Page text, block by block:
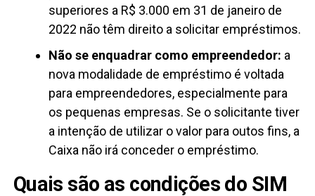
superiores a R$ 3.000 em 31 de janeiro de
2022 não têm direito a solicitar empréstimos.
Não se enquadrar como empreendedor: a
nova modalidade de empréstimo é voltada
para empreendedores, especialmente para
os pequenas empresas. Se o solicitante tiver
a intenção de utilizar o valor para outos fins, a
Caixa não irá conceder o empréstimo.
Quais são as condições do SIM